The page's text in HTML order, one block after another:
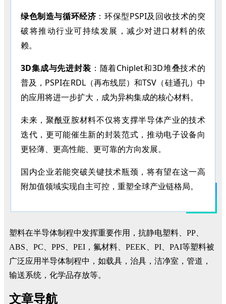
绿色制造与循环经济 ：环保型PSPI及回收技术的突
破将推动行业可持续发展，减少对进口材料的依
赖。
3D集成与先进封装 ：随着Chiplet和3D堆叠技术的
普及，PSPI在RDL（再布线层）和TSV（硅通孔）中
的应用将进一步扩大，成为异构集成的核心材料。
未来，聚酰亚胺材料不仅将支撑半导体产业的技术
迭代，更可能催生新的封装范式，推动电子设备向
更轻薄、更高性能、更可靠的方向发展。
国内企业若能突破关键技术瓶颈，将有望在这一高
附加值领域实现自主可控，重塑全球产业链格局。
塑料在半导体制程中发挥重要作用，抗静电塑料、PP、
ABS、PC、PPS、PEI，氟材料、PEEK、PI、PAI等塑料被
广泛应用半导体制程中，如载具，治具，洁净室，管道，
输送系统，化学品存放等。
文章导航